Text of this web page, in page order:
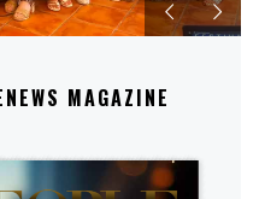
MAGAZINE